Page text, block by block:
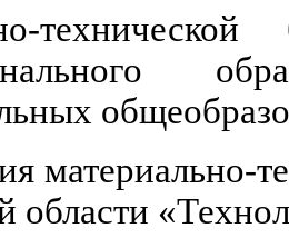
материально-
области